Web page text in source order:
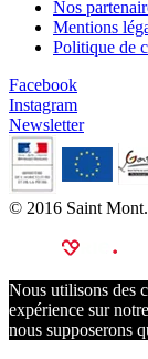
Nos
Mentions
Politique de
Facebook
Instagram
Newsletter
© 2016 Saint
Nous utilisons des
expérience sur
nous supposerons